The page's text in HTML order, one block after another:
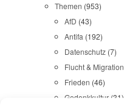
Themen (953)
AfD (43)
Antifa (192)
Datenschutz (7)
Flucht & Migration
Frieden (46)
Gedenkkultur (31)